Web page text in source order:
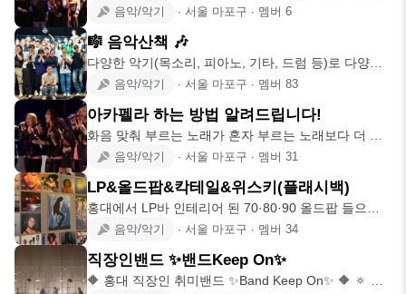
즐기는 2024
음악/악기 ∙ 서울 마포구 ∙ 멤버 6
🎼 음악산책 🎶
다양한 악기(목소리, 피아노, 기타, 드럼 등)로 다양한
장르와 구성으로
음악/악기 ∙ 서울 마포구 ∙ 멤버 83
아카펠라 하는 방법 알려드립니다!
화음 맞춰 부르는 노래가 혼자 부르는 노래보다 더 재
밌다는 것은 누구나
음악/악기 ∙ 서울 마포구 ∙ 멤버 31
LP&올드팝&칵테일&위스키(플래시백)
홍대에서 LP바 인테리어 된 70·80·90 올드팝 들으면
서 조용하게 술
음악/악기 ∙ 서울 마포구 ∙ 멤버 34
직장인밴드 ✨️밴드Keep On✨️
🔶️ 홍대 직장인 취미밴드 ✨️Band Keep On✨️ 🔶️ 🔅 대